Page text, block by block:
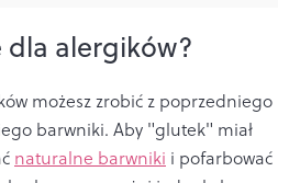
dla alergików?
możesz zrobić z poprzedniego
barwniki. Aby "glutek" miał
naturalne barwniki i pofarbować